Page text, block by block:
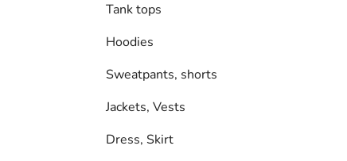
Tank tops
Hoodies
Sweatpants, shorts
Jackets, Vests
Dress, Skirt